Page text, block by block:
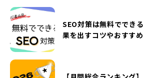
SEO対策は無料ででき
果を出すコツやおすす